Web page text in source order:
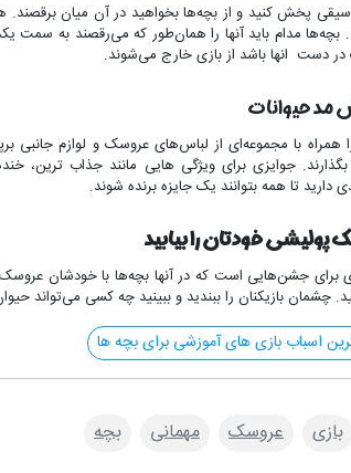
پخش‌ کنید و از بچه‌ها بخواهید در آن میان
بچه‌ها مدام باید آنها را همان‌طور که می‌رقصند به
دست انها باشد از بازی خارج می‌شوند.
مد حیوانات
همراه با مجموعه‌ای از لباس‌های عروسک و لوازم جانبی
جوایزی برای ویژگی هایی مانند جذاب ‌ترین،
دارید تا همه بتوانند یک جایزه برنده شوند.
پولیشی خودتان را بیابید
برای جشن‌هایی است که در آنها بچه‌ها با خودشان
چشمان بازیکنان را ببندید و ببینید چه کسی می‌تواند
اسباب بازی های آموزشی برای بچه ها
بازی عروسک مهمانی بچه